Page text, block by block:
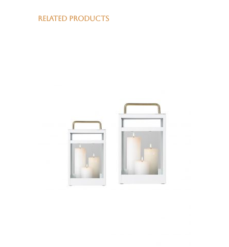
RELATED PRODUCTS